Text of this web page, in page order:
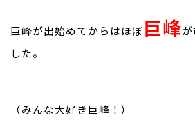
巨峰が出始めてからはほぼ 巨峰
した。
（みんな大好き巨峰！）